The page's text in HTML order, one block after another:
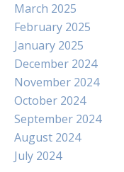
March 2025
February 2025
January 2025
December 2024
November 2024
October 2024
September 2024
August 2024
July 2024